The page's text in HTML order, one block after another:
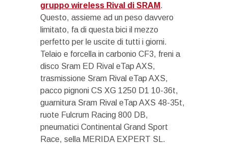
gruppo wireless Rival di SRAM .
Questo, assieme ad un peso davvero
limitato, fa di questa bici il mezzo
perfetto per le uscite di tutti i giorni.
Telaio e forcella in carbonio CF3, freni a
disco Sram ED Rival eTap AXS,
trasmissione Sram Rival eTap AXS,
pacco pignoni CS XG 1250 D1 10-36t,
guarnitura Sram Rival eTap AXS 48-35t,
ruote Fulcrum Racing 800 DB,
pneumatici Continental Grand Sport
Race, sella MERIDA EXPERT SL.